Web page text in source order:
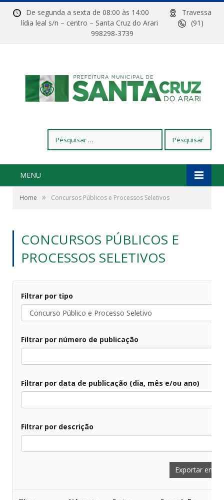
De segunda a sexta de 08:00 às 14:00
Travessa
lídia leal s/n – centro – Santa Cruz do Arari
(91)
998298-3739
por:
MENU
Home » Concursos Públicos e Processos Seletivos
CONCURSOS PÚBLICOS E
PROCESSOS SELETIVOS
Filtrar por tipo
Filtrar por número de publicação
Filtrar por data de publicação (dia, mês e/ou ano)
Filtrar por descrição
Exportar em